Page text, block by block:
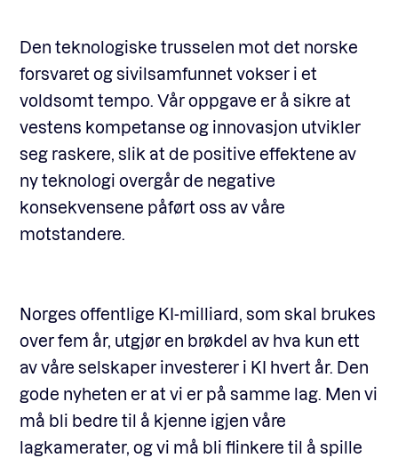
Den teknologiske trusselen mot det norske
forsvaret og sivilsamfunnet vokser i et
voldsomt tempo. Vår oppgave er å sikre at
vestens kompetanse og innovasjon utvikler
seg raskere, slik at de positive effektene av
ny teknologi overgår de negative
konsekvensene påført oss av våre
motstandere.
Norges offentlige KI-milliard, som skal brukes
over fem år, utgjør en brøkdel av hva kun ett
av våre selskaper investerer i KI hvert år. Den
gode nyheten er at vi er på samme lag. Men vi
må bli bedre til å kjenne igjen våre
lagkamerater, og vi må bli flinkere til å spille